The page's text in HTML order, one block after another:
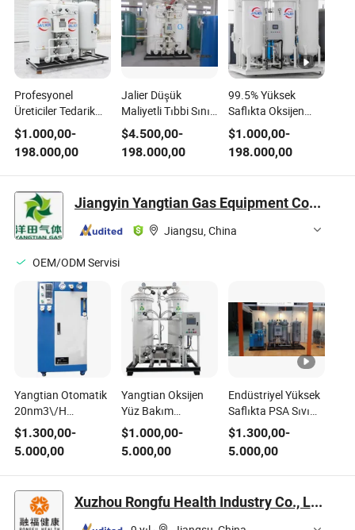
Profesyonel
Üreticiler Tedarik
93% Oksijen
Ekipmanları
$1.000,00-
198.000,00
Jalier Düşük
Maliyetli Tıbbi Sınıf
Oksijen Üretim
Ekipmanı
$4.500,00-
198.000,00
99.5% Yüksek
Saflıkta Oksijen
Ayırma Ekipmanı
$1.000,00-
198.000,00
Jiangyin Yangtian Gas Equipment Co., Ltd.
Jiangsu, China
OEM/ODM Servisi
Yangtian Otomatik
20nm3\/H
Konteyner Tipi
Tıbbi Oksijen
Üretim Tesisi O2
Ekipman
Endüstriyel Gaz
$1.300,00-
5.000,00
Yangtian Oksijen
Yüz Bakım
Ekipmanı O2 Tıbbi
Oksijen Üretim
Ekipmanı
$1.000,00-
5.000,00
Endüstriyel Yüksek
Saflıkta PSA Sıvı
Azot Jeneratörü ve
Lazer Kesim için
Oksijen Jeneratör
Tesisi Ekipmanları
$1.300,00-
5.000,00
Xuzhou Rongfu Health Industry Co., Ltd.